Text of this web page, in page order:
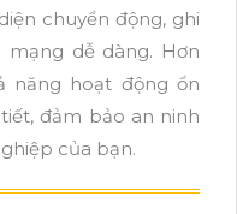
chuyển động, ghi
mạng dễ dàng. Hơn
năng hoạt động ổn
đảm bảo an ninh
của bạn.